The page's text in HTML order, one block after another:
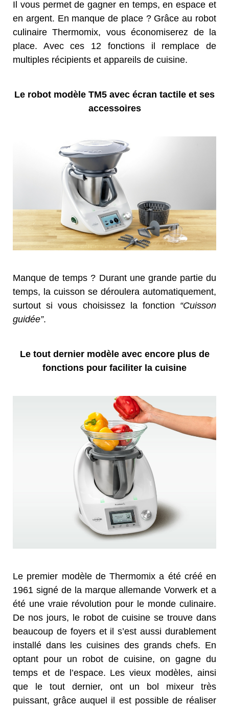
Il vous permet de gagner en temps, en espace et
en argent. En manque de place ? Grâce au robot
culinaire Thermomix, vous économiserez de la
place. Avec ces 12 fonctions il remplace de
multiples récipients et appareils de cuisine.
Le robot modèle TM5 avec écran tactile et ses
accessoires
Manque de temps ? Durant une grande partie du
temps, la cuisson se déroulera automatiquement,
surtout si vous choisissez la fonction “Cuisson
guidée”.
Le tout dernier modèle avec encore plus de
fonctions pour faciliter la cuisine
Le premier modèle de Thermomix a été créé en
1961 signé de la marque allemande Vorwerk et a
été une vraie révolution pour le monde culinaire.
De nos jours, le robot de cuisine se trouve dans
beaucoup de foyers et il s’est aussi durablement
installé dans les cuisines des grands chefs. En
optant pour un robot de cuisine, on gagne du
temps et de l’espace. Les vieux modèles, ainsi
que le tout dernier, ont un bol mixeur très
puissant, grâce auquel il est possible de réaliser